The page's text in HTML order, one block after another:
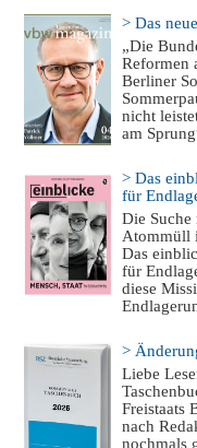
> Das
„Die
Reformen
Berliner
nicht
am
> Das
für
Die Suche
Atommüll
Das
für
diese
>
Liebe
Freistaats
nach
nochmals